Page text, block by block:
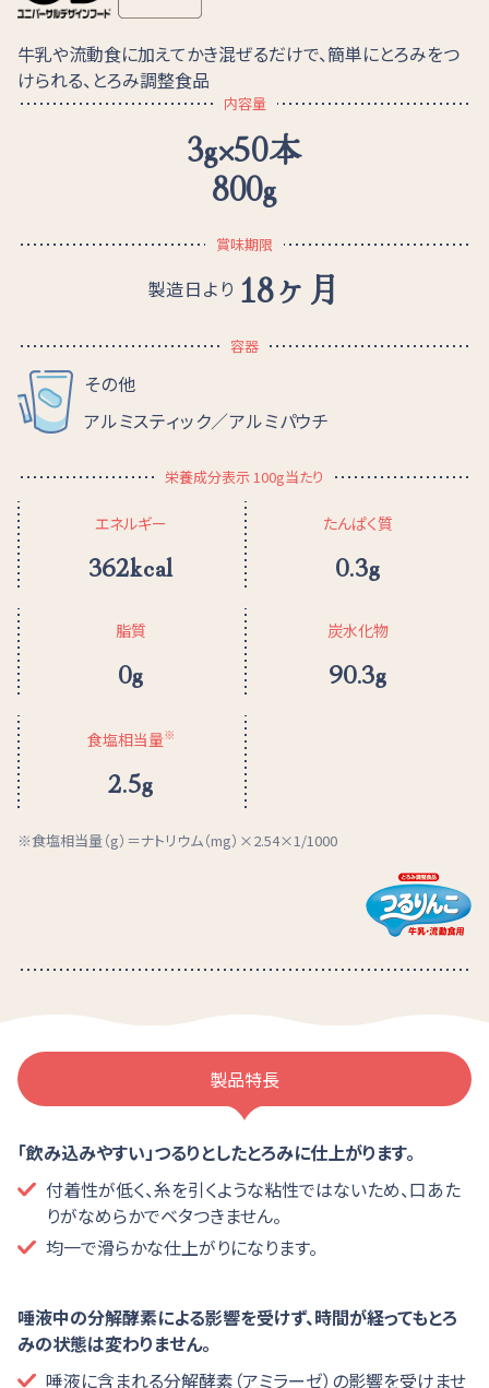
牛乳や流動食に加えてかき混ぜるだけで、簡単にとろみをつ
けられる、とろみ調整食品
内容量
3g×50本
800g
賞味期限
製造日より 18ヶ月
容器
その他
アルミスティック／アルミパウチ
栄養成分表示 100g当たり
エネルギー
362kcal
たんぱく質
0.3g
脂質
0g
炭水化物
90.3g
食塩相当量※
2.5g
食塩相当量（g）＝ナトリウム（mg）×2.54×1/1000
製品特長
「飲み込みやすい」つるりとしたとろみに仕上がります。
付着性が低く、糸を引くような粘性ではないため、口あた
りがなめらかでベタつきません。
均一で滑らかな仕上がりになります。
唾液中の分解酵素による影響を受けず、時間が経ってもとろ
みの状態は変わりません。
唾液に含まれる分解酵素（アミラーゼ）の影響を受けませ